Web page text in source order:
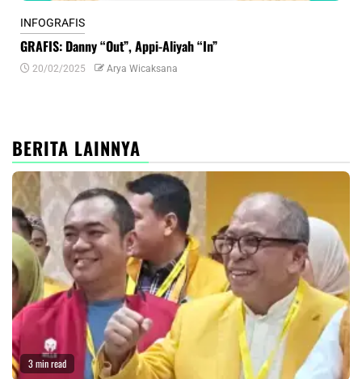
INFOGRAFIS
GRAFIS: Danny “Out”, Appi-Aliyah “In”
20/02/2025 Arya Wicaksana
BERITA LAINNYA
3 min read